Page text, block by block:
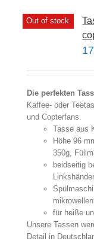
Out of stock
Die perfekten
Kaffee- oder
und Copterfans.
Tasse aus
Höhe 96
350g,
beidseitig
für heiße
Unsere Tassen
Detail in